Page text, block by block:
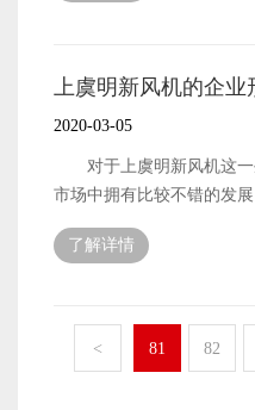
外，还有便是需要选对润
剂不同而出现一些异常情
生交替现象时，一定要做
添加的润滑油到底是哪
式冷却塔风机设备的润滑
管理人员注意的一些事项了
来简单地介绍一下。 蒸
作地进行是让用户可以比
障，那么也就可以及时地
仅可以做好设备的保养工
地发生。 蒸发式冷凝器
用者做好设备的润滑油添
械设备，润滑油地添加是
上虞明新风机的企业
2020-03-05
对于上虞明新风机这一
市场中拥有比较不错的发
厂家做好自身的企业形象
够让更多的客户认识了解
有比较不错的经济收入了
下。 上虞明新风机生产
被树立起来，首先需要生
了解详情
< 81 82